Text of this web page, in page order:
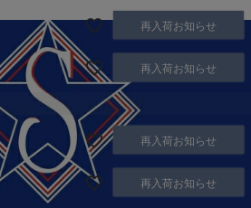
再入荷お知らせ
再入荷お知らせ
再入荷お知らせ
再入荷お知らせ